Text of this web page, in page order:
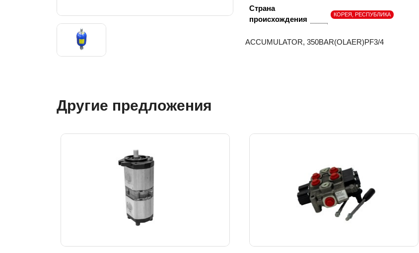
Страна
происхождения
КОРЕЯ, РЕСПУБЛИКА
ACCUMULATOR, 350BAR(OLAER)PF3/4
Другие предложения